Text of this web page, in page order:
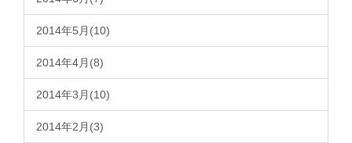
2014年5月(10)
2014年4月(8)
2014年3月(10)
2014年2月(3)